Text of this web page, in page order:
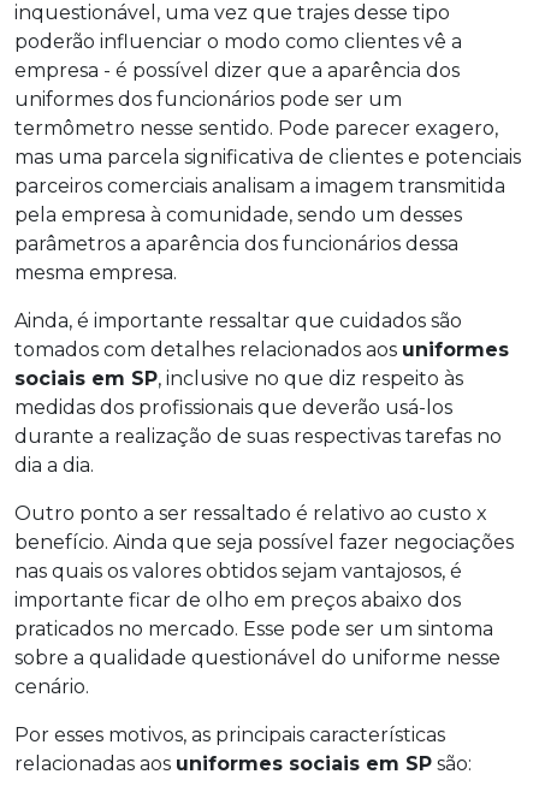
inquestionável, uma vez que trajes desse tipo
poderão influenciar o modo como clientes vê a
empresa - é possível dizer que a aparência dos
uniformes dos funcionários pode ser um
termômetro nesse sentido. Pode parecer exagero,
mas uma parcela significativa de clientes e potenciais
parceiros comerciais analisam a imagem transmitida
pela empresa à comunidade, sendo um desses
parâmetros a aparência dos funcionários dessa
mesma empresa.
Ainda, é importante ressaltar que cuidados são
tomados com detalhes relacionados aos uniformes
sociais em SP, inclusive no que diz respeito às
medidas dos profissionais que deverão usá-los
durante a realização de suas respectivas tarefas no
dia a dia.
Outro ponto a ser ressaltado é relativo ao custo x
benefício. Ainda que seja possível fazer negociações
nas quais os valores obtidos sejam vantajosos, é
importante ficar de olho em preços abaixo dos
praticados no mercado. Esse pode ser um sintoma
sobre a qualidade questionável do uniforme nesse
cenário.
Por esses motivos, as principais características
relacionadas aos uniformes sociais em SP são: